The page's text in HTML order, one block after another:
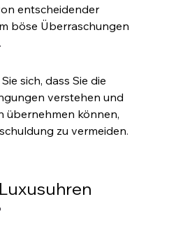
entscheidender
böse Überraschungen
.
sich, dass Sie die
verstehen und
übernehmen können,
zu vermeiden.